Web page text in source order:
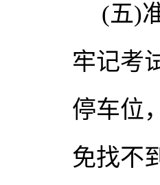
(五)
牢记考
停车位
免找不